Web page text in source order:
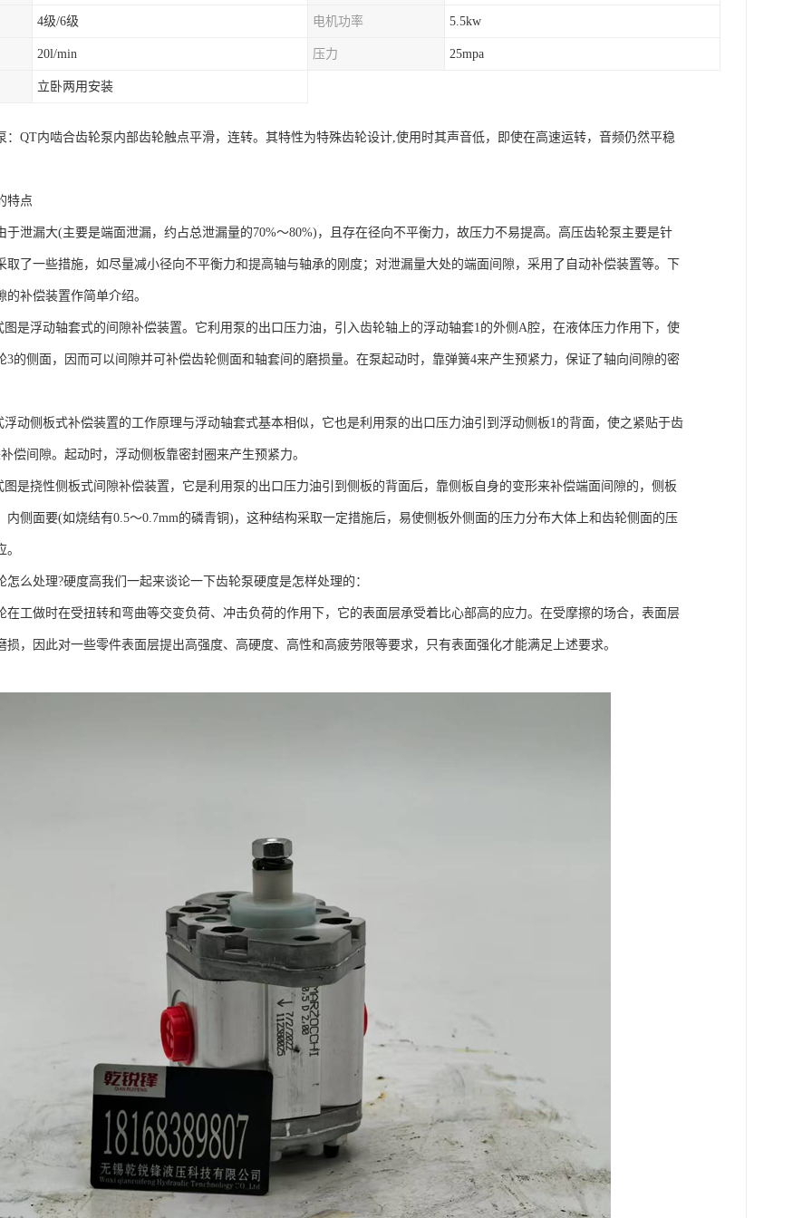
4级/6级 电机功率 5.5kw
20l/min 压力 25mpa
立卧两用安装
：QT内啮合齿轮泵内部齿轮触点平滑，连转。其特性为特殊齿轮设计,使用时其声音低，即使在高速运转，音频仍然平稳
特点
于泄漏大(主要是端面泄漏，约占总泄漏量的70%～80%)，且存在径向不平衡力，故压力不易提高。高压齿轮泵主要是针
取了一些措施，如尽量减小径向不平衡力和提高轴与轴承的刚度；对泄漏量大处的端面间隙，采用了自动补偿装置等。下
的补偿装置作简单介绍。
图是浮动轴套式的间隙补偿装置。它利用泵的出口压力油，引入齿轮轴上的浮动轴套1的外侧A腔，在液体压力作用下，使
3的侧面，因而可以间隙并可补偿齿轮侧面和轴套间的磨损量。在泵起动时，靠弹簧4来产生预紧力，保证了轴向间隙的密
浮动侧板式补偿装置的工作原理与浮动轴套式基本相似，它也是利用泵的出口压力油引到浮动侧板1的背面，使之紧贴于齿
偿间隙。起动时，浮动侧板靠密封圈来产生预紧力。
图是挠性侧板式间隙补偿装置，它是利用泵的出口压力油引到侧板的背面后，靠侧板自身的变形来补偿端面间隙的，侧板
内侧面要(如烧结有0.5～0.7mm的磷青铜)，这种结构采取一定措施后，易使侧板外侧面的压力分布大体上和齿轮侧面的压
怎么处理?硬度高我们一起来谈论一下齿轮泵硬度是怎样处理的：
在工做时在受扭转和弯曲等交变负荷、冲击负荷的作用下，它的表面层承受着比心部高的应力。在受摩擦的场合，表面层
损，因此对一些零件表面层提出高强度、高硬度、高性和高疲劳限等要求，只有表面强化才能满足上述要求。